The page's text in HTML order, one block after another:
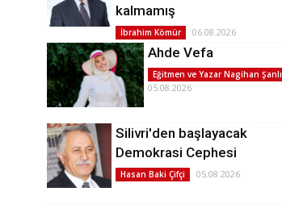
kalmamış
İbrahim Kömür 06.08.2026
Ahde Vefa
Eğitmen ve Yazar Nagihan Şanlı
05.08.2026
Silivri'den başlayacak
Demokrasi Cephesi
Hasan Baki Çifçi 05.08.2026